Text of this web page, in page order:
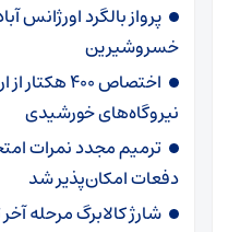
پرواز بالگرد اورژانس
خسروشیرین
اختصاص
نیروگاه‌های خورشیدی
ترمیم مجدد نمرات
دفعات امکان‌پذیر شد
شارژ کالابرگ‌ مرحله آخر